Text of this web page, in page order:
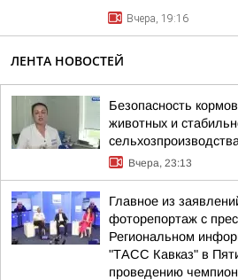
Вчера, 19:16
ЛЕНТА НОВОСТЕЙ
Безопасность
животных и
сельхозпроизводства
Вчера, 23:13
Главное из
фоторепортаж с
Региональном
"ТАСС Кавказ" в
проведению